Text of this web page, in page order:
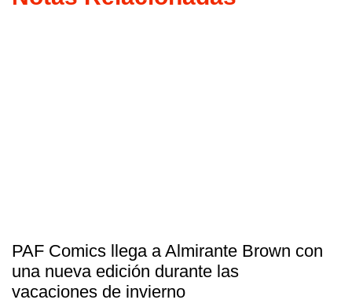
PAF Comics llega a Almirante Brown con
una nueva edición durante las
vacaciones de invierno